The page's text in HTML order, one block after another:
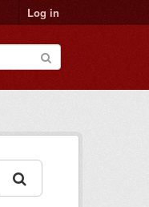
Log in